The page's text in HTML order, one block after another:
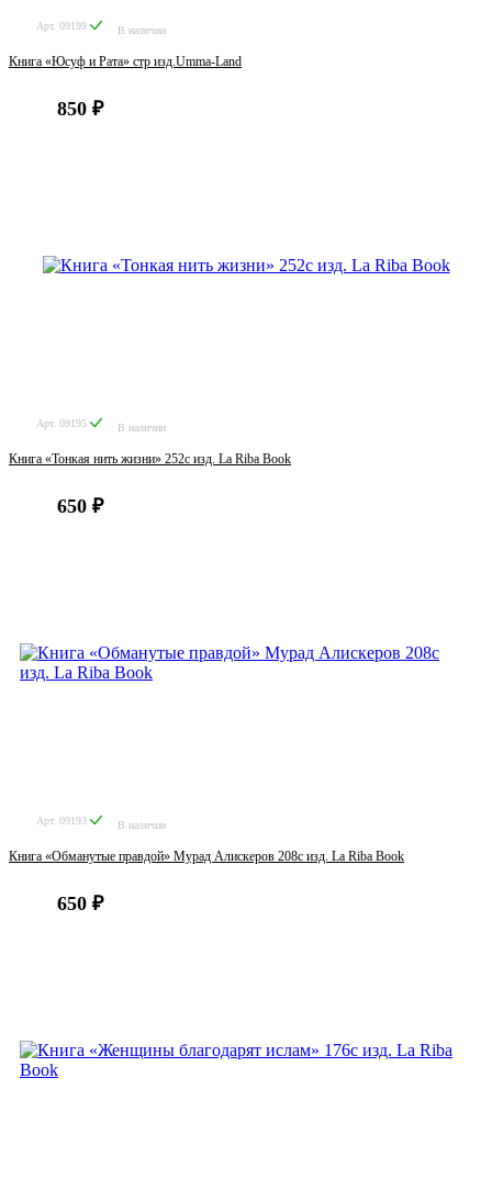
Арт. 09199 В наличии
Книга «Юсуф и Рата» стр изд.Umma-Land
850 ₽
Арт. 09195 В наличии
Книга «Тонкая нить жизни» 252с изд. La Riba Book
650 ₽
Арт. 09193 В наличии
Книга «Обманутые правдой» Мурад Алискеров 208с изд. La Riba Book
650 ₽